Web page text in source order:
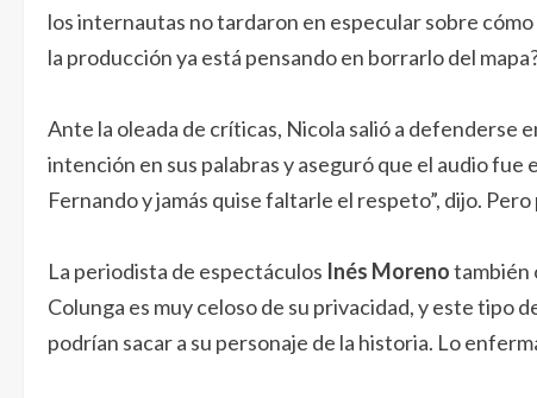
los internautas no tardaron en especular sobre
la producción ya está pensando en borrarlo del
Ante la oleada de críticas, Nicola salió a defenderse
intención en sus palabras y aseguró que el audio fue
Fernando y jamás quise faltarle el respeto”, dijo.
La periodista de espectáculos Inés Morenotambién
Colunga es muy celoso de su privacidad, y este tipo
podrían sacar a su personaje de la historia. Lo